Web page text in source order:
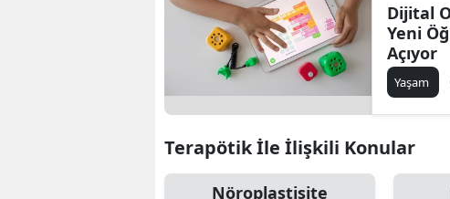
Dijital
Yeni
Açıyor
Yaşam
Terapötik İle İlişkili Konular
Nöroplastisite